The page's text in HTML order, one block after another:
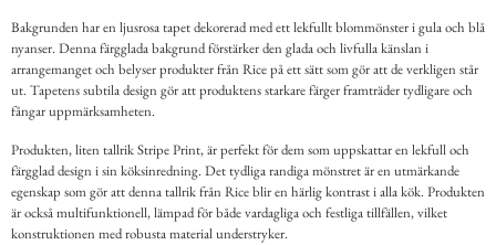
Bakgrunden har en ljusrosa tapet dekorerad med ett lekfullt blommönster i gula och blå
nyanser. Denna färgglada bakgrund förstärker den glada och livfulla känslan i
arrangemanget och belyser produkter från Rice på ett sätt som gör att de verkligen står
ut. Tapetens subtila design gör att produktens starkare färger framträder tydligare och
fångar uppmärksamheten.
Produkten, liten tallrik Stripe Print, är perfekt för dem som uppskattar en lekfull och
färgglad design i sin köksinredning. Det tydliga randiga mönstret är en utmärkande
egenskap som gör att denna tallrik från Rice blir en härlig kontrast i alla kök. Produkten
är också multifunktionell, lämpad för både vardagliga och festliga tillfällen, vilket
konstruktionen med robusta material understryker.